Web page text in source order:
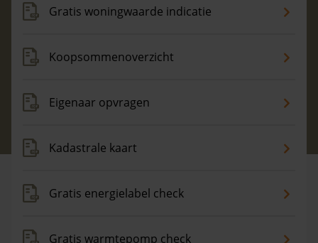
Gratis woningwaarde indicatie
Koopsommenoverzicht
Eigenaar opvragen
Kadastrale kaart
Gratis energielabel check
Gratis warmtepomp check